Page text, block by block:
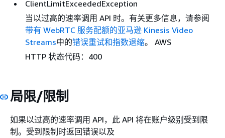
ClientLimitExceededException
当以过高的速率调用 API 时。有关更多信息，请参阅
带有 WebRTC 服务配额的亚马逊 Kinesis Video
Streams中的错误重试和指数退缩。 AWS
HTTP 状态代码：400
局限/限制
如果以过高的速率调用 API，此 API 将在账户级别受到限
制。受到限制时返回错误以及